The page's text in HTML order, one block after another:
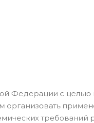
Федерации с